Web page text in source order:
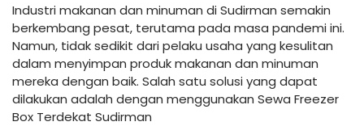
Industri makanan dan minuman di Sudirman semakin
berkembang pesat, terutama pada masa pandemi ini.
Namun, tidak sedikit dari pelaku usaha yang kesulitan
dalam menyimpan produk makanan dan minuman
mereka dengan baik. Salah satu solusi yang dapat
dilakukan adalah dengan menggunakan Sewa Freezer
Box Terdekat Sudirman